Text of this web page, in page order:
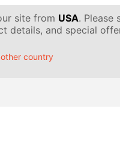
site from USA. Please
details, and special
country